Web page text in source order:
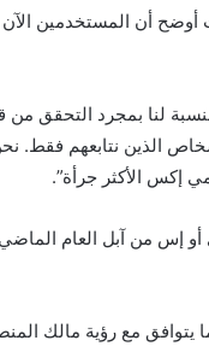
أوضح أن المستخدمين
لنا بمجرد التحقق من
الذين نتابعهم فقط.
إكس الأكثر جرأة”.
إس من آبل العام
مع رؤية مالك